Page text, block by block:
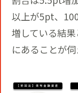
以上が5pt、
増している結
にあることが伺